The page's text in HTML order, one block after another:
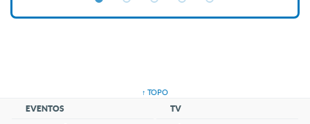
↑ TOPO
EVENTOS TV